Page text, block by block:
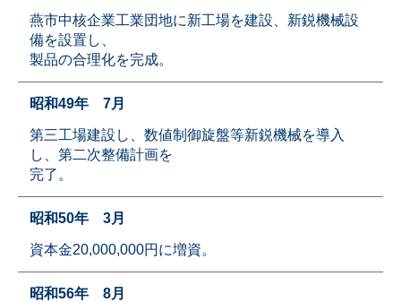
燕市中核企業工業団地に新工場を建設、新鋭機械設
備を設置し、
製品の合理化を完成。
昭和49年 7月
第三工場建設し、数値制御旋盤等新鋭機械を導入
し、第二次整備計画を
完了。
昭和50年 3月
資本金20,000,000円に増資。
昭和56年 8月